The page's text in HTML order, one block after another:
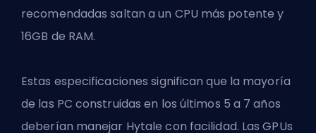
recomendadas saltan a un CPU más potente y
16GB de RAM.
Estas especificaciones significan que la mayoría
de las PC construidas en los últimos 5 a 7 años
deberían manejar Hytale con facilidad. Las GPUs